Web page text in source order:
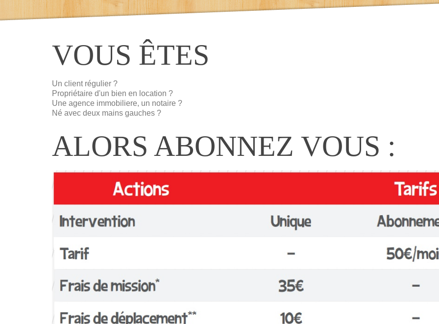
VOUS ÊTES
Un client régulier ?
Propriétaire d'un bien en location ?
Une agence immobiliere, un notaire ?
Né avec deux mains gauches ?
ALORS ABONNEZ VOUS :